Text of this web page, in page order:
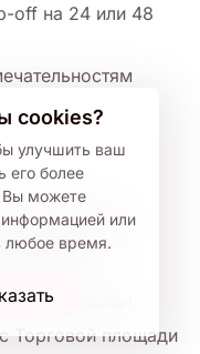
off на 24 или 48
экскурсию с
или с
площади
Торговой площади
cookies?
улучшить ваш
его более
Вы можете
или
любое время.